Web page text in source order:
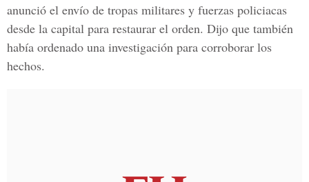
anunció el envío de tropas militares y fuerzas policiacas
desde la capital para restaurar el orden. Dijo que también
había ordenado una investigación para corroborar los
hechos.